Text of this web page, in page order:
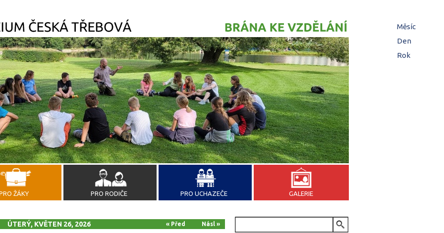
ŽÁKY PRO RODIČE PRO UCHAZEČE GALERIE
ÚTERÝ, KVĚTEN 26, 2026 « Před Násl »
Měsíc
Den(aktivní
Rok